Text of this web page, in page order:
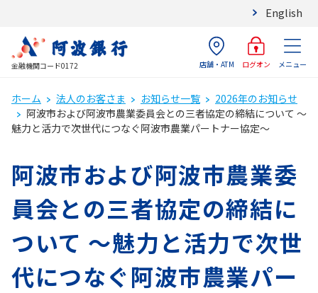
English
金融機関コード0172 店舗・ATM ログオン メニュー
ホーム 法人のお客さま お知らせ一覧
2026年のお知らせ
阿波市および阿波市農業委員会との三者協定の締結について ～
魅力と活力で次世代につなぐ阿波市農業パートナー協定～
阿波市および阿波市農業委
員会との三者協定の締結に
ついて ～魅力と活力で次世
代につなぐ阿波市農業パー